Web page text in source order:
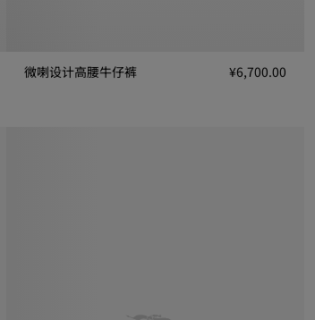
微喇设计高腰牛仔裤
¥6,700.00